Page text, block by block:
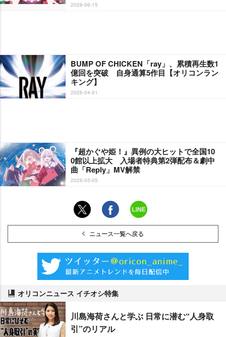
2026-06-15
BUMP OF CHICKEN「ray」、累積再生数1
億回を突破 自身通算5作目【オリコンラン
キング】
2026-04-01
『超かぐや姫！』異例の大ヒットで全国10
0館以上拡大 入場者特典第2弾配布＆劇中
曲「Reply」MV解禁
2026-03-05
ニュース一覧へ戻る
オリコンニュース イチオシ特集
川島海荷さんと学ぶ 日常に潜む“人身取
引”のリアル